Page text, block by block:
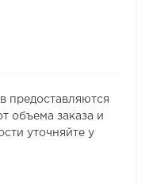
предоставляются
объема заказа и
уточняйте у